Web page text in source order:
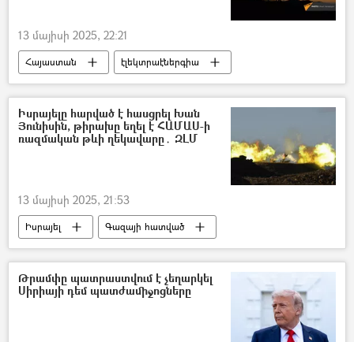
13 մայիսի 2025, 22:21
Հայաստան
էլեկտրաէներգիա
Լույս
Բարձրավոլտ էլեկտրացանցեր (ԲԷՑ)
Իսրայելը հարված է հասցրել Խան
Յունիսին, թիրախը եղել է ՀԱՄԱՍ-ի
ռազմական թևի ղեկավարը․ ԶԼՄ
13 մայիսի 2025, 21:53
Իսրայել
Գազայի հատված
ՀԱՄԱՍ
Թրամփը պատրաստվում է չեղարկել
Սիրիայի դեմ պատժամիջոցները